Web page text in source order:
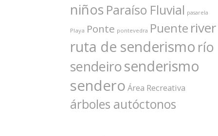
niños Paraíso Fluvial pasarela
Playa Ponte pontevedra Puente river
ruta de senderismo río
sendeirosenderismo
sendero Área Recreativa
árboles autóctonos